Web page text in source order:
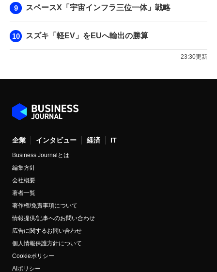
スペースX「宇宙インフラ三位一体」戦略
スズキ「軽EV」をEUへ輸出の勝算
23:30更新
企業 インタビュー 経済 IT
Business Journalとは
編集方針
会社概要
著者一覧
著作権/免責事項について
情報提供/記事へのお問い合わせ
広告に関するお問い合わせ
個人情報保護方針について
Cookieポリシー
AIポリシー